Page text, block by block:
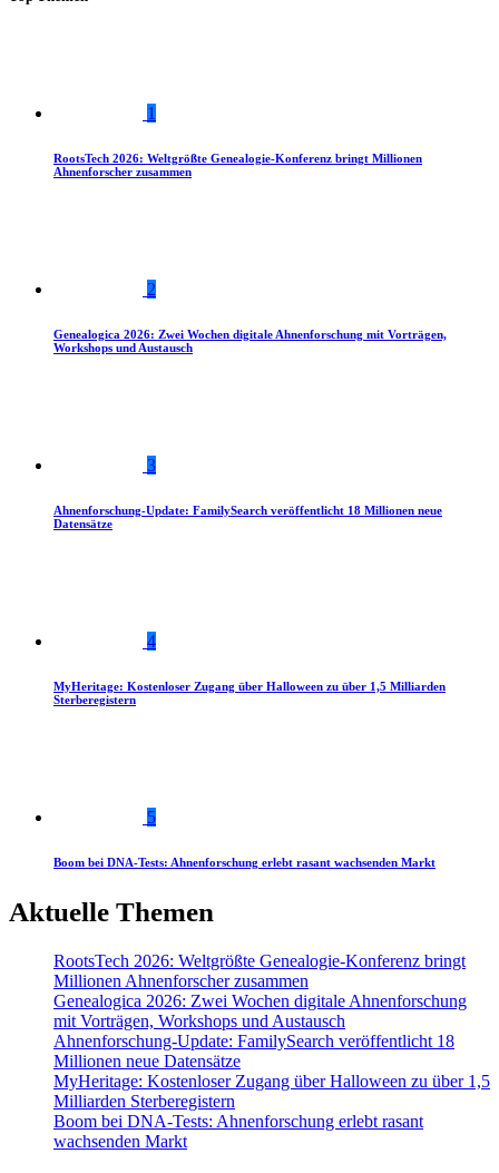
1
RootsTech 2026: Weltgrößte Genealogie-Konferenz bringt Millionen
Ahnenforscher zusammen
2
Genealogica 2026: Zwei Wochen digitale Ahnenforschung mit Vorträgen,
Workshops und Austausch
3
Ahnenforschung-Update: FamilySearch veröffentlicht 18 Millionen neue
Datensätze
4
MyHeritage: Kostenloser Zugang über Halloween zu über 1,5 Milliarden
Sterberegistern
5
Boom bei DNA-Tests: Ahnenforschung erlebt rasant wachsenden Markt
Aktuelle Themen
RootsTech 2026: Weltgrößte Genealogie-Konferenz bringt
Millionen Ahnenforscher zusammen
Genealogica 2026: Zwei Wochen digitale Ahnenforschung
mit Vorträgen, Workshops und Austausch
Ahnenforschung-Update: FamilySearch veröffentlicht 18
Millionen neue Datensätze
MyHeritage: Kostenloser Zugang über Halloween zu über 1,5
Milliarden Sterberegistern
Boom bei DNA-Tests: Ahnenforschung erlebt rasant
wachsenden Markt